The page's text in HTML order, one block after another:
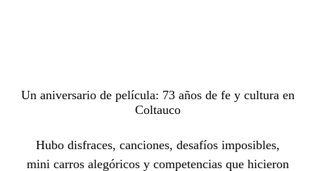
Un aniversario de película: 73 años de fe y cultura en
Coltauco
Hubo disfraces, canciones, desafíos imposibles,
mini carros alegóricos y competencias que hicieron